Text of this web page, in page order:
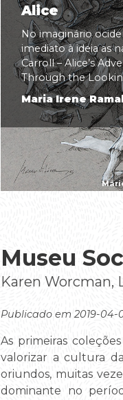
Alice
No imaginário
imediato à ideia as
Carroll – Alice’s
Through the
Maria Irene
Museu
Karen Worcman,
Publicado em 2019-04-
As primeiras
valorizar a cultura
oriundos, muitas
dominante no